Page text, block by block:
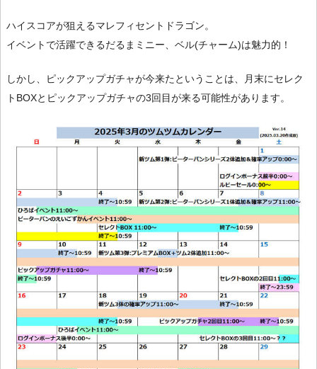
ハイスコアが狙えるマレフィセントドラゴン。
イベントで活躍できるだるまミニー、ベル(チャーム)は魅力的！
しかし、ピックアップガチャが今来たということは、月末にセレク
トBOXとピックアップガチャの3回目が来る可能性があります。